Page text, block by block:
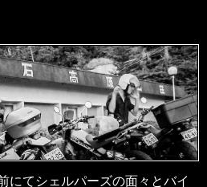
にてシェルパーズの面々とバイ